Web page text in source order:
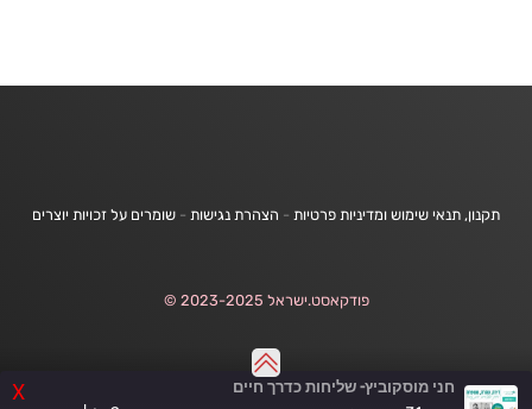
X חני מוסקוביץ- שליחות כדרך חיים
תקנון, תנאי שימוש ומדיניות פרטיות - הצהרת נגישות - שומרים על זכויות יוצרים
פודקאסט.ישראל 2023-2025 ©